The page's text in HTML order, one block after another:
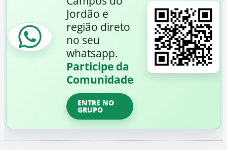
Jordão e
região direto
no seu
whatsapp.
Participe da
Comunidade
ENTRE NO
GRUPO